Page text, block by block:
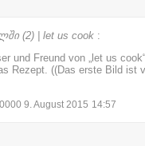
(2) | let us cook :
und Freund von „let us
Rezept. ((Das erste Bild ist
9. August 2015 14:57